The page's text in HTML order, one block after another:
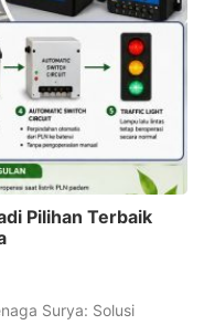
Pilihan Terbaik
Surya: Solusi